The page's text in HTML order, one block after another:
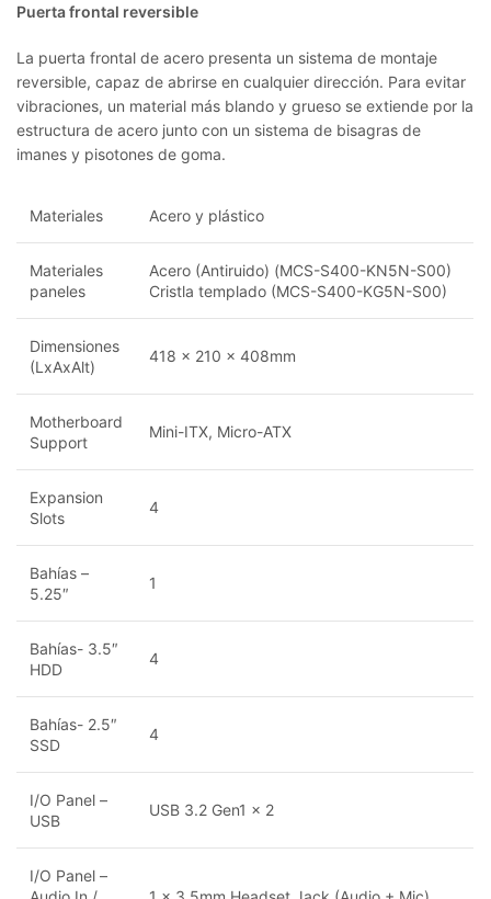
Puerta frontal reversible
La puerta frontal de acero presenta un sistema de montaje
reversible, capaz de abrirse en cualquier dirección. Para evitar
vibraciones, un material más blando y grueso se extiende por la
estructura de acero junto con un sistema de bisagras de
imanes y pisotones de goma.
Materiales Acero y plástico
Materiales
paneles
Acero (Antiruido) (MCS-S400-KN5N-S00)
Cristla templado (MCS-S400-KG5N-S00)
Dimensiones
(LxAxAlt)
418 x 210 x 408mm
Motherboard
Support
Mini-ITX, Micro-ATX
Expansion
Slots
4
Bahías –
5.25″
1
Bahías- 3.5″
HDD
4
Bahías- 2.5″
SSD
4
I/O Panel –
USB
USB 3.2 Gen1 x 2
I/O Panel –